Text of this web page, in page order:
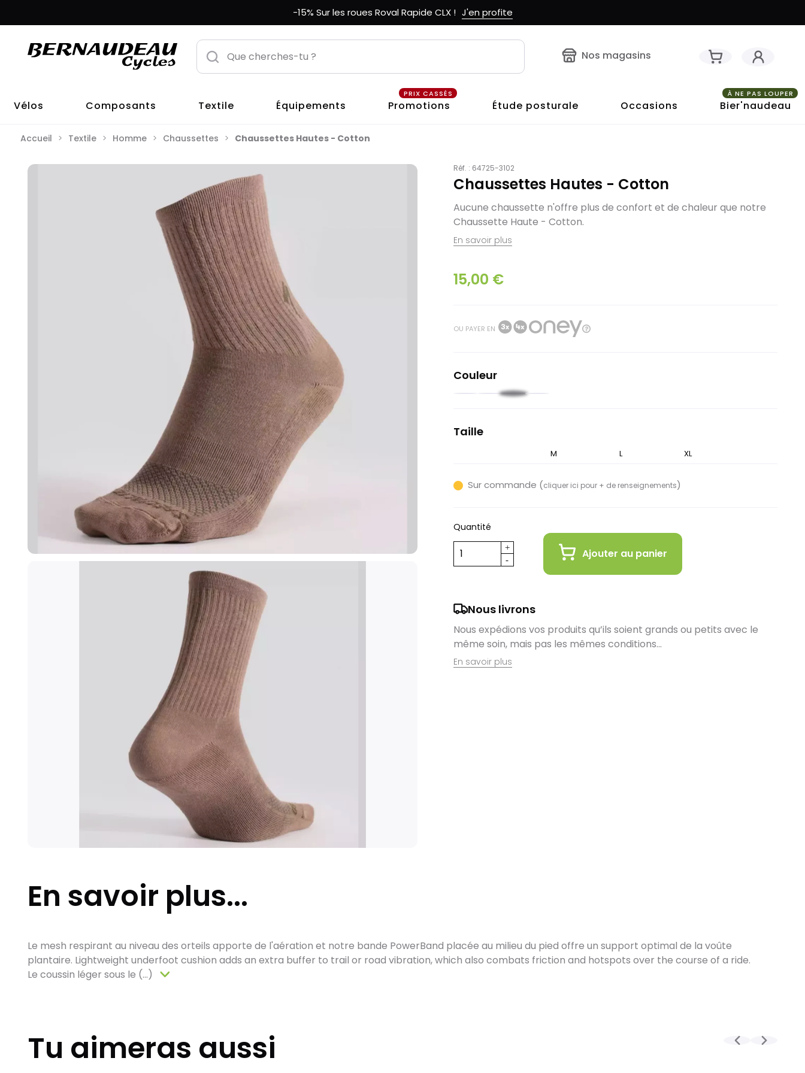
-15% Sur les roues Roval Rapide CLX ! J'en profite
Nos magasins
Vélos Composants Textile Équipements Promotions
PRIX CASSÉS
Étude posturale Occasions Bier'naudeau
À NE PAS LOUPER
Accueil Textile Homme Chaussettes Chaussettes Hautes - Cotton
Réf. : 64725-3102
Chaussettes Hautes - Cotton
Aucune chaussette n'offre plus de confort et de chaleur que notre
Chaussette Haute - Cotton.
En savoir plus
15,00 €
OU PAYER EN
Couleur
RougeBeigeBlanc
Taille
M L XL
Sur commande (cliquer ici pour + de renseignements)
Quantité
Ajouter au panier
Nous livrons
Nous expédions vos produits qu’ils soient grands ou petits avec le
même soin, mais pas les mêmes conditions…
En savoir plus
d’expédition les week-ends et jours fériés)
Kit cadre et paires de roues :
En savoir plus...
Le mesh respirant au niveau des orteils apporte de l'aération et notre bande PowerBand placée au milieu du pied offre un support optimal de la voûte
plantaire. Lightweight underfoot cushion adds an extra buffer to trail or road vibration, which also combats friction and hotspots over the course of a ride.
Le coussin léger sous le (...)
Tu aimeras aussi